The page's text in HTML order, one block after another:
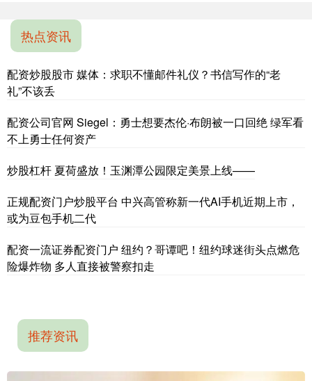
热点资讯
配资炒股股市 媒体：求职不懂邮件礼仪？书信写作的“老
礼”不该丢
配资公司官网 Siegel：勇士想要杰伦·布朗被一口回绝 绿军看
不上勇士任何资产
炒股杠杆 夏荷盛放！玉渊潭公园限定美景上线——
正规配资门户炒股平台 中兴高管称新一代AI手机近期上市，
或为豆包手机二代
配资一流证券配资门户 纽约？哥谭吧！纽约球迷街头点燃危
险爆炸物 多人直接被警察扣走
推荐资讯